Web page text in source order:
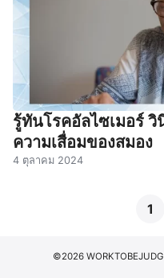
รู้ทันโรคอัลไซเมอร์
ความเสื่อมของสมอง
4 ตุลาคม 2024
1
©2026